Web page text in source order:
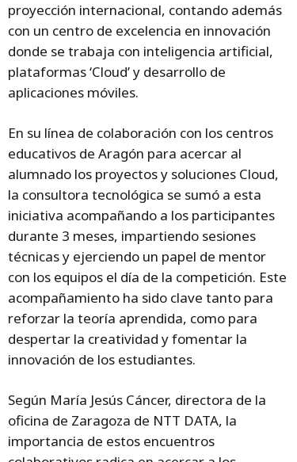
proyección internacional, contando además
con un centro de excelencia en innovación
donde se trabaja con inteligencia artificial,
plataformas ‘Cloud’ y desarrollo de
aplicaciones móviles.
En su línea de colaboración con los centros
educativos de Aragón para acercar al
alumnado los proyectos y soluciones Cloud,
la consultora tecnológica se sumó a esta
iniciativa acompañando a los participantes
durante 3 meses, impartiendo sesiones
técnicas y ejerciendo un papel de mentor
con los equipos el día de la competición. Este
acompañamiento ha sido clave tanto para
reforzar la teoría aprendida, como para
despertar la creatividad y fomentar la
innovación de los estudiantes.
Según María Jesús Cáncer, directora de la
oficina de Zaragoza de NTT DATA, la
importancia de estos encuentros